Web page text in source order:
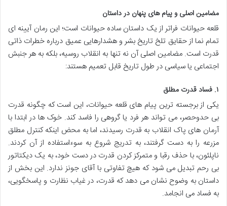
مضامین اصلی و پیام های پنهان در داستان
قلعه حیوانات فراتر از یک داستان ساده حیوانات است؛ این رمان آیینه ای
تمام نما از حقایق تلخ تاریخ بشر و هشدارهایی عمیق درباره خطرات ذاتی
قدرت است. مضامین اصلی آن نه تنها به انقلاب روسیه، بلکه به هر جنبش
اجتماعی یا سیاسی در طول تاریخ قابل تعمیم هستند:
۱. فساد قدرت مطلق
یکی از برجسته ترین پیام های قلعه حیوانات، این است که چگونه قدرت
بی حدوحصر، می تواند هر فرد یا گروهی را فاسد کند. خوک ها در ابتدا با
آرمان های پاک انقلاب به قدرت رسیدند، اما به محض اینکه کنترل مطلق
مزرعه را به دست گرفتند، به تدریج شروع به سوءاستفاده از آن کردند.
ناپلئون، با حذف رقبا و متمرکز کردن قدرت در دست خود، به یک دیکتاتور
بی رحم تبدیل می شود که هیچ تفاوتی با آقای جونز ندارد. این بخش از
داستان به وضوح نشان می دهد که قدرت، در غیاب نظارت و پاسخگویی،
به فساد می انجامد.